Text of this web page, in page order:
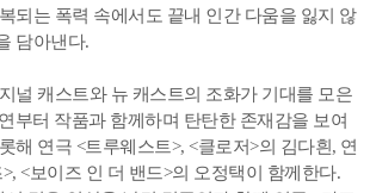
되는 폭력 속에서도 끝내 인간 다움을 잃지 않
담아낸다.
널 캐스트와 뉴 캐스트의 조화가 기대를 모은
부터 작품과 함께하며 탄탄한 존재감을 보여
해 연극 <트루웨스트>, <클로저>의 김다흰, 연
<보이즈 인 더 밴드>의 오정택이 함께한다.